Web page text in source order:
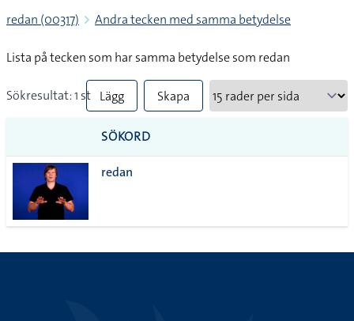
redan (00317) Andra tecken med samma betydelse
Lista på tecken som har samma betydelse som redan
Sökresultat: 1 st Lägg
till
alla i
Skapa
SÖKORD
redan